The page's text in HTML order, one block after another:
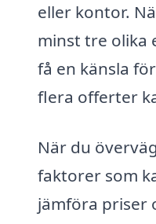
eller kontor.
minst tre olika
få en känsla
flera offerter
När du
faktorer som
jämföra priser